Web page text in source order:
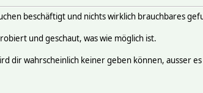
beschäftigt und nichts wirklich brauchbares
und geschaut, was wie möglich ist.
dir wahrscheinlich keiner geben können, ausser